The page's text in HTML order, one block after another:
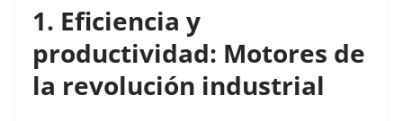
1. Eficiencia y
productividad: Motores de
la revolución industrial